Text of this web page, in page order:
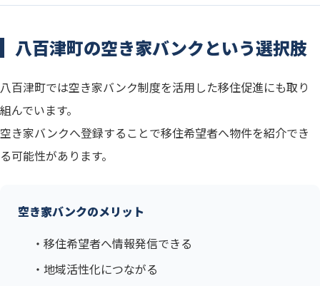
八百津町の空き家バンクという選択肢
八百津町では空き家バンク制度を活用した移住促進にも取り
組んでいます。
空き家バンクへ登録することで移住希望者へ物件を紹介でき
る可能性があります。
空き家バンクのメリット
・移住希望者へ情報発信できる
・地域活性化につながる